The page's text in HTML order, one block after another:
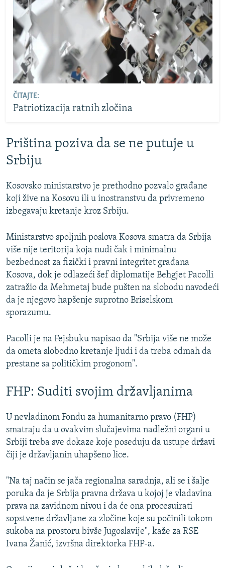
ČITAJTE:
Patriotizacija ratnih zločina
Priština poziva da se ne putuje u
Srbiju
Kosovsko ministarstvo je prethodno pozvalo građane
koji žive na Kosovu ili u inostranstvu da privremeno
izbegavaju kretanje kroz Srbiju.
Ministarstvo spoljnih poslova Kosova smatra da Srbija
više nije teritorija koja nudi čak i minimalnu
bezbednost za fizički i pravni integritet građana
Kosova, dok je odlazeći šef diplomatije Behgjet Pacolli
zatražio da Mehmetaj bude pušten na slobodu navodeći
da je njegovo hapšenje suprotno Briselskom
sporazumu.
Pacolli je na Fejsbuku napisao da "Srbija više ne može
da ometa slobodno kretanje ljudi i da treba odmah da
prestane sa političkim progonom".
FHP: Suditi svojim državljanima
U nevladinom Fondu za humanitarno pravo (FHP)
smatraju da u ovakvim slučajevima nadležni organi u
Srbiji treba sve dokaze koje poseduju da ustupe državi
čiji je državljanin uhapšeno lice.
"Na taj način se jača regionalna saradnja, ali se i šalje
poruka da je Srbija pravna država u kojoj je vladavina
prava na zavidnom nivou i da će ona procesuirati
sopstvene državljane za zločine koje su počinili tokom
sukoba na prostoru bivše Jugoslavije", kaže za RSE
Ivana Žanić, izvršna direktorka FHP-a.